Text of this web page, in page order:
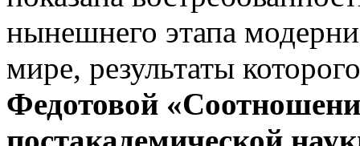
нынешнего этапа
мире, результаты
Федотовой